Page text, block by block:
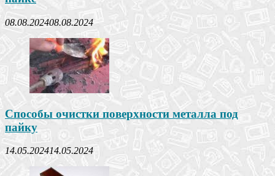
08.08.202408.08.2024
Способы очистки поверхности металла под
пайку
14.05.202414.05.2024